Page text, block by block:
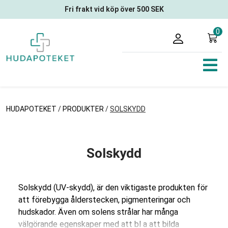
Fri frakt vid köp över 500 SEK
0
HUDAPOTEKET / PRODUKTER /SOLSKYDD
Solskydd
Solskydd (UV-skydd), är den viktigaste produkten för
att förebygga ålderstecken, pigmenteringar och
hudskador. Även om solens strålar har många
välgörande egenskaper med att bl a att bilda